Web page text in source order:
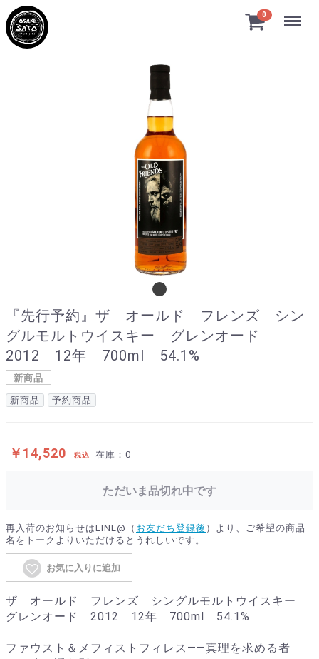
0 Menu
『先行予約』ザ オールド フレンズ シン
グルモルトウイスキー グレンオード
2012 12年 700ml 54.1%
新商品
新商品 予約商品
￥14,520 税込 在庫：0
ただいま品切れ中です
再入荷のお知らせはLINE@（ お友だち登録後 ）より、ご希望の商品
名をトークよりいただけるとうれしいです。
お気に入りに追加
ザ オールド フレンズ シングルモルトウイスキー
グレンオード 2012 12年 700ml 54.1%
ファウスト＆メフィストフィレス――真理を求める者